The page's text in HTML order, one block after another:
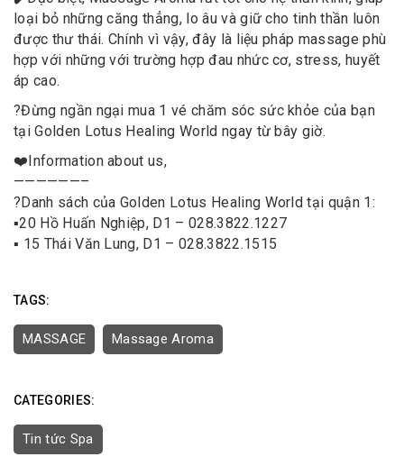
loại bỏ những căng thẳng, lo âu và giữ cho tinh thần luôn
được thư thái. Chính vì vậy, đây là liệu pháp massage phù
hợp với những với trường hợp đau nhức cơ, stress, huyết
áp cao.
?Đừng ngần ngại mua 1 vé chăm sóc sức khỏe của bạn
tại Golden Lotus Healing World ngay từ bây giờ.
❤️Information about us,
——————–
?Danh sách của Golden Lotus Healing World tại quận 1:
▪20 Hồ Huấn Nghiệp, D1 – 028.3822.1227
▪ 15 Thái Văn Lung, D1 – 028.3822.1515
TAGS:
MASSAGE Massage Aroma
CATEGORIES:
Tin tức Spa